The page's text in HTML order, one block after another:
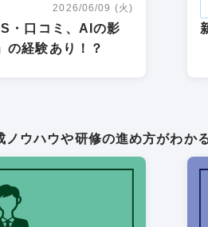
2026/06/09 (火)
・口コミ、AIの影
の経験あり！？
ノウハウや研修の進め方がわか